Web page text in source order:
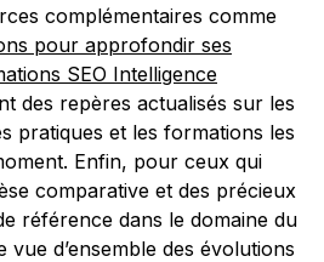
complémentaires comme
pour approfondir ses
SEO Intelligence
des repères actualisés sur les
pratiques et les formations les
Enfin, pour ceux qui
comparative et des précieux
référence dans le domaine du
d’ensemble des évolutions